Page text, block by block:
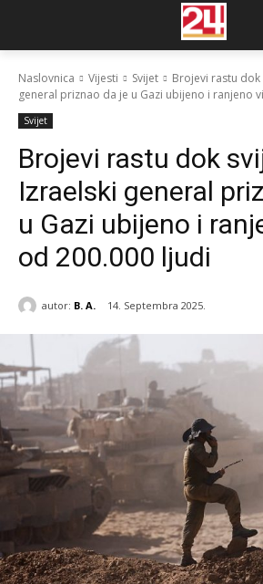
Naslovnica Vijesti Svijet
Brojevi rastu dok
general priznao da je u Gazi ubijeno i ranjeno
Svijet
Brojevi rastu dok
Izraelski general
u Gazi ubijeno i
od 200.000 ljudi
autor: B. A. 14. Septembra 2025.